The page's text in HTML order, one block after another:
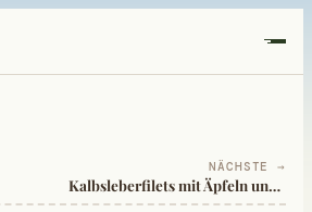
NÄCHSTE →
Kalbsleberfilets mit Äpfeln und Zwiebeln